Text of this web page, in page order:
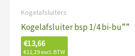
Kogelafsluiters
Kogelafsluiter bsp 1/4 bi-bu””
€13,66
€11,29 excl. BTW